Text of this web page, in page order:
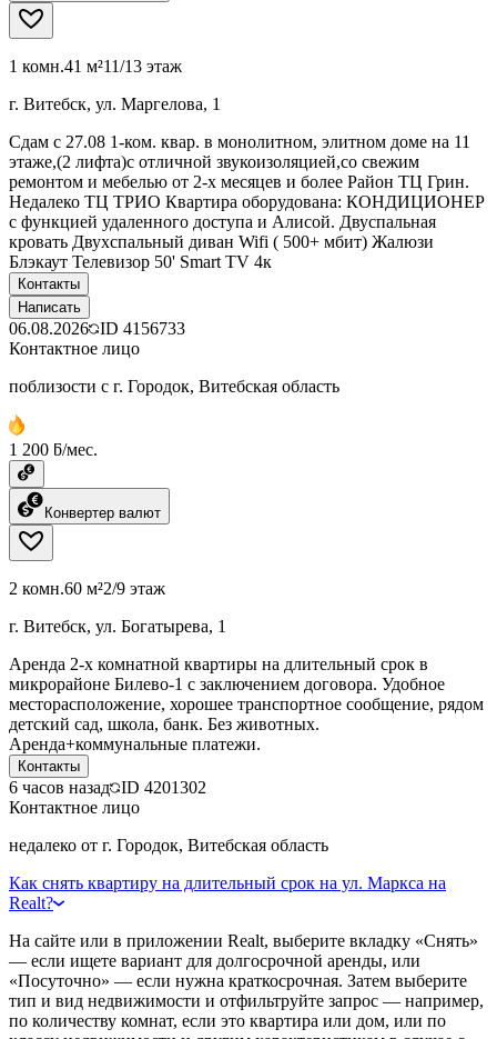
1 комн.41 м²11/13 этаж
г. Витебск, ул. Маргелова, 1
Сдам с 27.08 1-ком. квар. в монолитном, элитном доме на 11
этаже,(2 лифта)с отличной звукоизоляцией,со свежим
ремонтом и мебелью от 2-х месяцев и более Район ТЦ Грин.
Недалеко ТЦ ТРИО Квартира оборудована: КОНДИЦИОНЕР
с функцией удаленного доступа и Алисой. Двуспальная
кровать Двухспальный диван Wifi ( 500+ мбит) Жалюзи
Блэкаут Телевизор 50' Smart TV 4к
Контакты
Написать
06.08.2026 ID 4156733
Контактное лицо
поблизости с г. Городок, Витебская область
1 200 ƃ/мес.
Конвертер валют
2 комн.60 м²2/9 этаж
г. Витебск, ул. Богатырева, 1
Аренда 2-х комнатной квартиры на длительный срок в
микрорайоне Билево-1 с заключением договора. Удобное
месторасположение, хорошее транспортное сообщение, рядом
детский сад, школа, банк. Без животных.
Аренда+коммунальные платежи.
Контакты
6 часов назад ID 4201302
Контактное лицо
недалеко от г. Городок, Витебская область
Как снять квартиру на длительный срок на ул. Маркса на
Realt?
На сайте или в приложении Realt, выберите вкладку «Снять»
— если ищете вариант для долгосрочной аренды, или
«Посуточно» — если нужна краткосрочная. Затем выберите
тип и вид недвижимости и отфильтруйте запрос — например,
по количеству комнат, если это квартира или дом, или по